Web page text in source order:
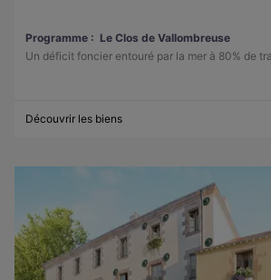
Programme : Le Clos de Vallombreuse
Un déficit foncier entouré par la mer à 80% de
Découvrir les biens